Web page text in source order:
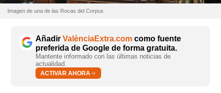
Imagen de una de las Rocas del Corpus
Añadir ValènciaExtra.com como fuente
preferida de Google de forma gratuita.
Mantente informado con las últimas noticias de
actualidad.
ACTIVAR AHORA